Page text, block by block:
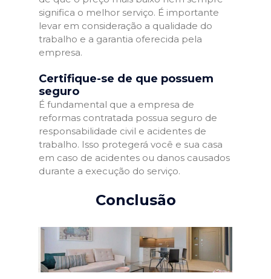
significa o melhor serviço. É importante
levar em consideração a qualidade do
trabalho e a garantia oferecida pela
empresa.
Certifique-se de que possuem
seguro
É fundamental que a empresa de
reformas contratada possua seguro de
responsabilidade civil e acidentes de
trabalho. Isso protegerá você e sua casa
em caso de acidentes ou danos causados
durante a execução do serviço.
Conclusão